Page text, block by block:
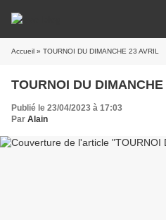
Accueil » TOURNOI DU DIMANCHE 23 AVRIL
TOURNOI DU
Publié le 23/04/2023 à 17:03
Par Alain